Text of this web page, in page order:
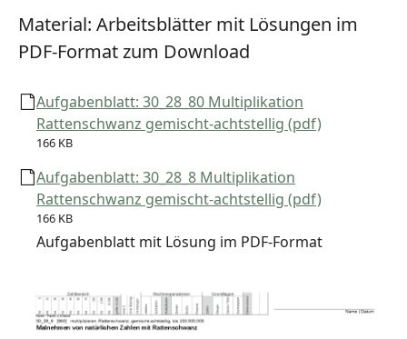
Material: Arbeitsblätter mit Lösungen im
PDF-Format zum Download
Aufgabenblatt: 30_28_80 Multiplikation
Rattenschwanz gemischt-achtstellig (pdf)
166 KB
Aufgabenblatt: 30_28_8 Multiplikation
Rattenschwanz gemischt-achtstellig (pdf)
166 KB
Aufgabenblatt mit Lösung im PDF-Format